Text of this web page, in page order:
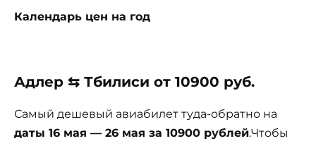
Календарь цен на год
Адлер ⇆ Тбилиси от 10900 руб.
Самый дешевый авиабилет туда-обратно на
даты 16 мая — 26 мая за 10900 рублей.Чтобы